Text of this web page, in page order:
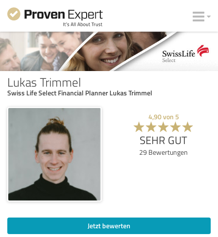
Lukas Trimmel
Swiss Life Select Financial Planner Lukas Trimmel
4,90von 5
SEHR GUT
29 Bewertungen
Jetzt bewerten